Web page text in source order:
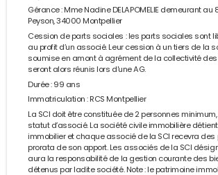
Gérance : Mme Nadine DELAPOMELIE demeurant au
Peyson, 34000 Montpellier
Cession de parts sociales : les parts sociales sont
au profit d’un associé. Leur cession à un tiers de la
soumise en amont à agrément de la collectivité
seront alors réunis lors d'une AG.
Durée : 99 ans
Immatriculation : RCS Montpellier
La SCI doit être constituée de 2 personnes
statut d’associé. La société civile immobilière
immobilier et chaque associé de la SCI recevra
prorata de son apport. Les associés de la SCI
aura la responsabilité de la gestion courante des
détenus par ladite société. Note : le patrimoine